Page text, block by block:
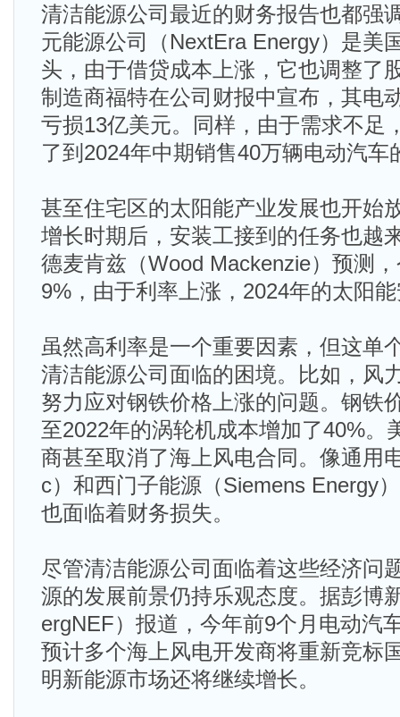
清洁能源公司最近的财务报告也都强
元能源公司（NextEra Energy）是美
头，由于借贷成本上涨，它也调整了
制造商福特在公司财报中宣布，其电
亏损13亿美元。同样，由于需求不足
了到2024年中期销售40万辆电动汽车
甚至住宅区的太阳能产业发展也开始
增长时期后，安装工接到的任务也越
德麦肯兹（Wood Mackenzie）预测
9%，由于利率上涨，2024年的太阳
虽然高利率是一个重要因素，但这单
清洁能源公司面临的困境。比如，风
努力应对钢铁价格上涨的问题。钢铁
至2022年的涡轮机成本增加了40%。
商甚至取消了海上风电合同。像通用
c）和西门子能源（Siemens Energy
也面临着财务损失。
尽管清洁能源公司面临着这些经济问
源的发展前景仍持乐观态度。据彭博
ergNEF）报道，今年前9个月电动汽
预计多个海上风电开发商将重新竞标
明新能源市场还将继续增长。